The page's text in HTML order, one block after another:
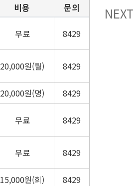
비용 문의
무료 8429
20,000원(월) 8429
20,000원(명)
8429
무료 8429
무료 8429
15,000원(회)
8429